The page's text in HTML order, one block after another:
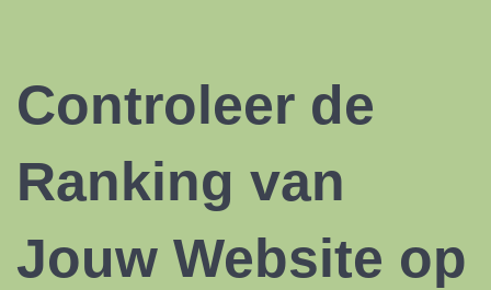
Controleer de
Ranking van
Jouw Website op